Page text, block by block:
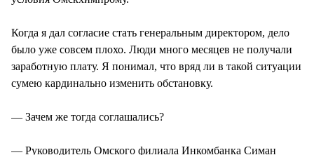
Когда я дал согласие стать генеральным директором, дело
было уже совсем плохо. Люди много месяцев не получали
заработную плату. Я понимал, что вряд ли в такой ситуации
сумею кардинально изменить обстановку.
— Зачем же тогда соглашались?
— Руководитель Омского филиала Инкомбанка Симан